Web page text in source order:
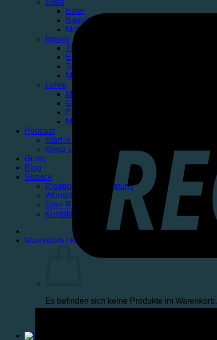
Extra
Ester
Barnabas
Mehr Extras…
Impuls
Training Jüngerschaft
Echtes Leben finden
Taufe
Mehr Impuls…
Lehre
Mit Sicherheit
Geborgen in Christus
Erlöst in Christus
Mehr Lehre…
Podcast
Start in den Tag
Kreuz und Klar
Gratis
Blog
Service
Rigatio Produktberatung
Wunschliste
Über Rigatio
Kontakt
Warenkorb /€0,00
Es befinden sich keine Produkte im Warenkorb.